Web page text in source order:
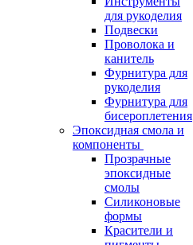
для рукоделия
Подвески
Проволока и
канитель
Фурнитура для
рукоделия
Фурнитура для
бисероплетения
Эпоксидная смола и
компоненты
Прозрачные
эпоксидные
смолы
Силиконовые
формы
Красители и